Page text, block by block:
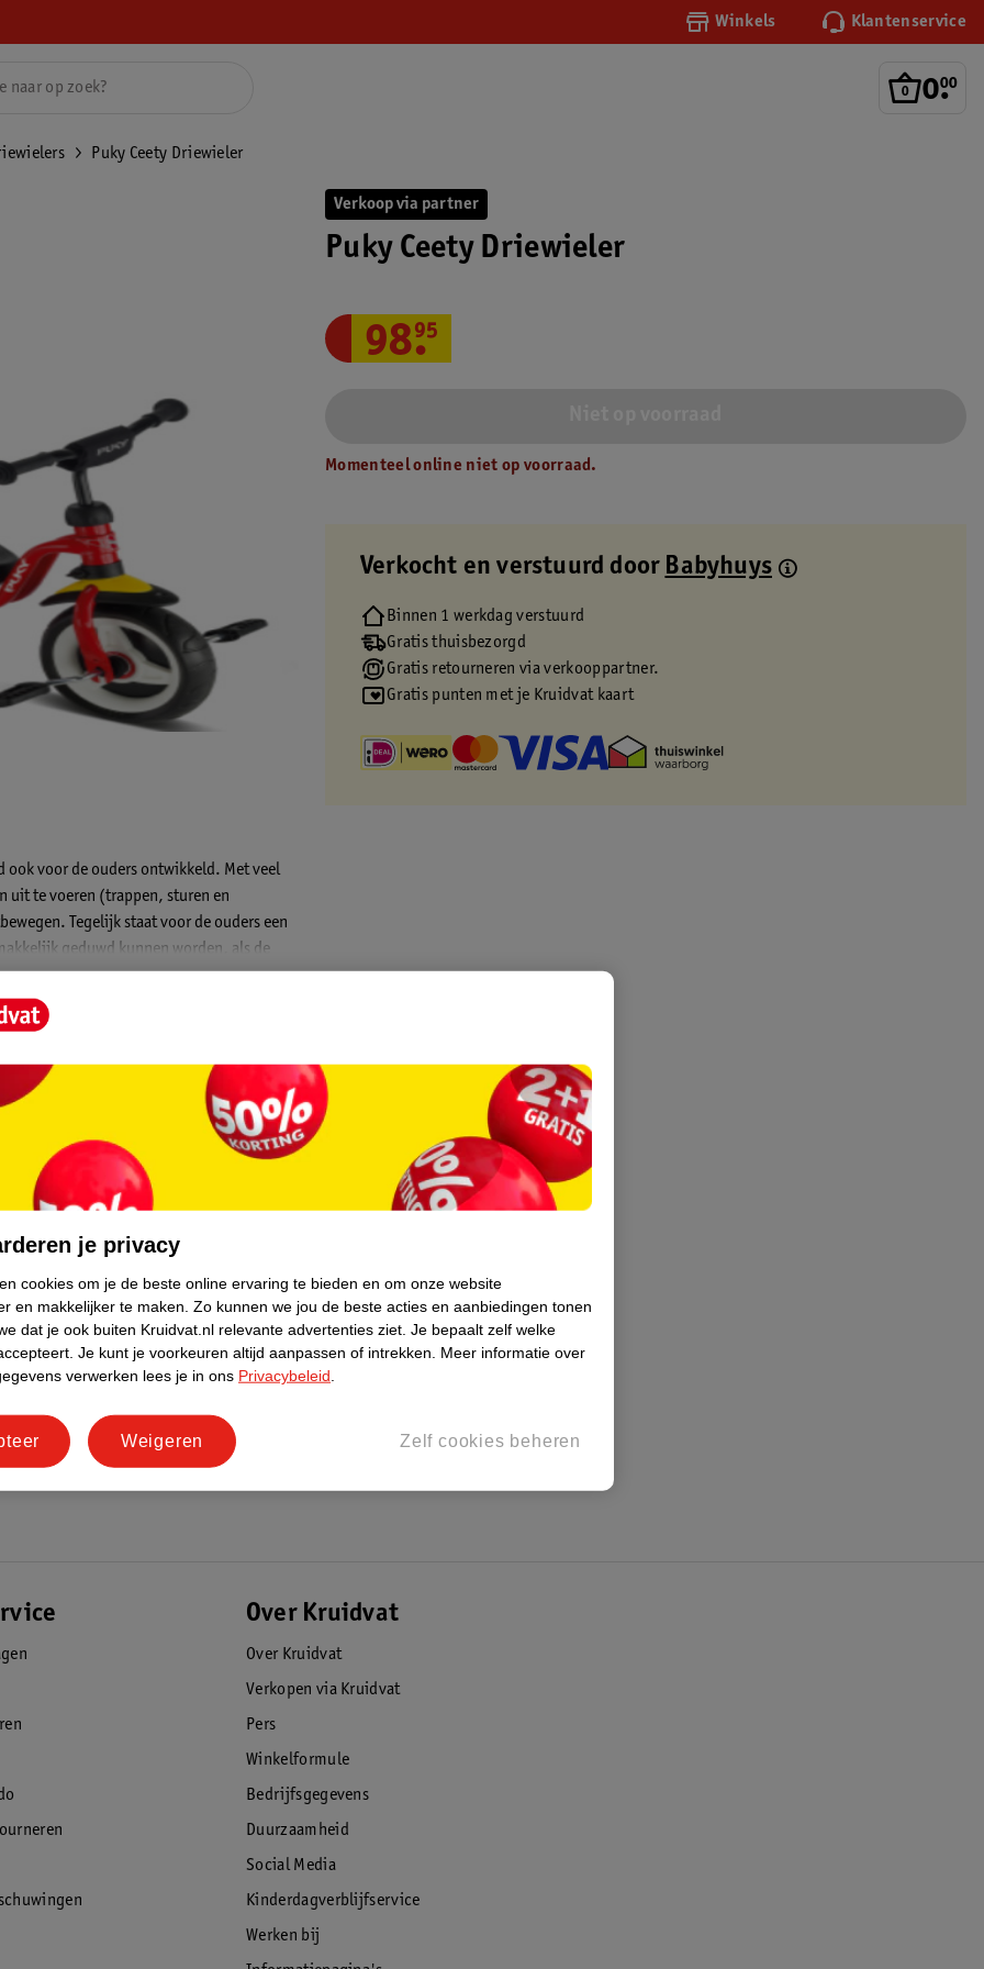
Winkels Klantenservice
0.
00
Puky Ceety Driewieler
ook voor de ouders ontwikkeld. Met veel
uit te voeren (trappen, sturen en
Tegelijk staat voor de ouders een
geduwd kunnen worden, als de
25 kilo.
Verkoop via partner
Puky Ceety Driewieler
98.
95
Momenteel online niet op voorraad.
Verkocht en verstuurd door Babyhuys
Binnen 1 werkdag verstuurd
Gratis thuisbezorgd
Gratis retourneren via verkooppartner.
Gratis punten met je Kruidvat kaart
Over Kruidvat
Over Kruidvat
Verkopen via Kruidvat
Pers
Winkelformule
Bedrijfsgegevens
Duurzaamheid
Social Media
Kinderdagverblijfservice
Werken bij
je privacy
cookies om je de beste online ervaring te bieden en om onze website
en makkelijker te maken. Zo kunnen we jou de beste acties en aanbiedingen tonen
dat je ook buiten Kruidvat.nl relevante advertenties ziet. Je bepaalt zelf welke
Je kunt je voorkeuren altijd aanpassen of intrekken.
Meer informatie over
verwerken lees je in ons Privacybeleid
Zelf cookies beheren
Weigeren